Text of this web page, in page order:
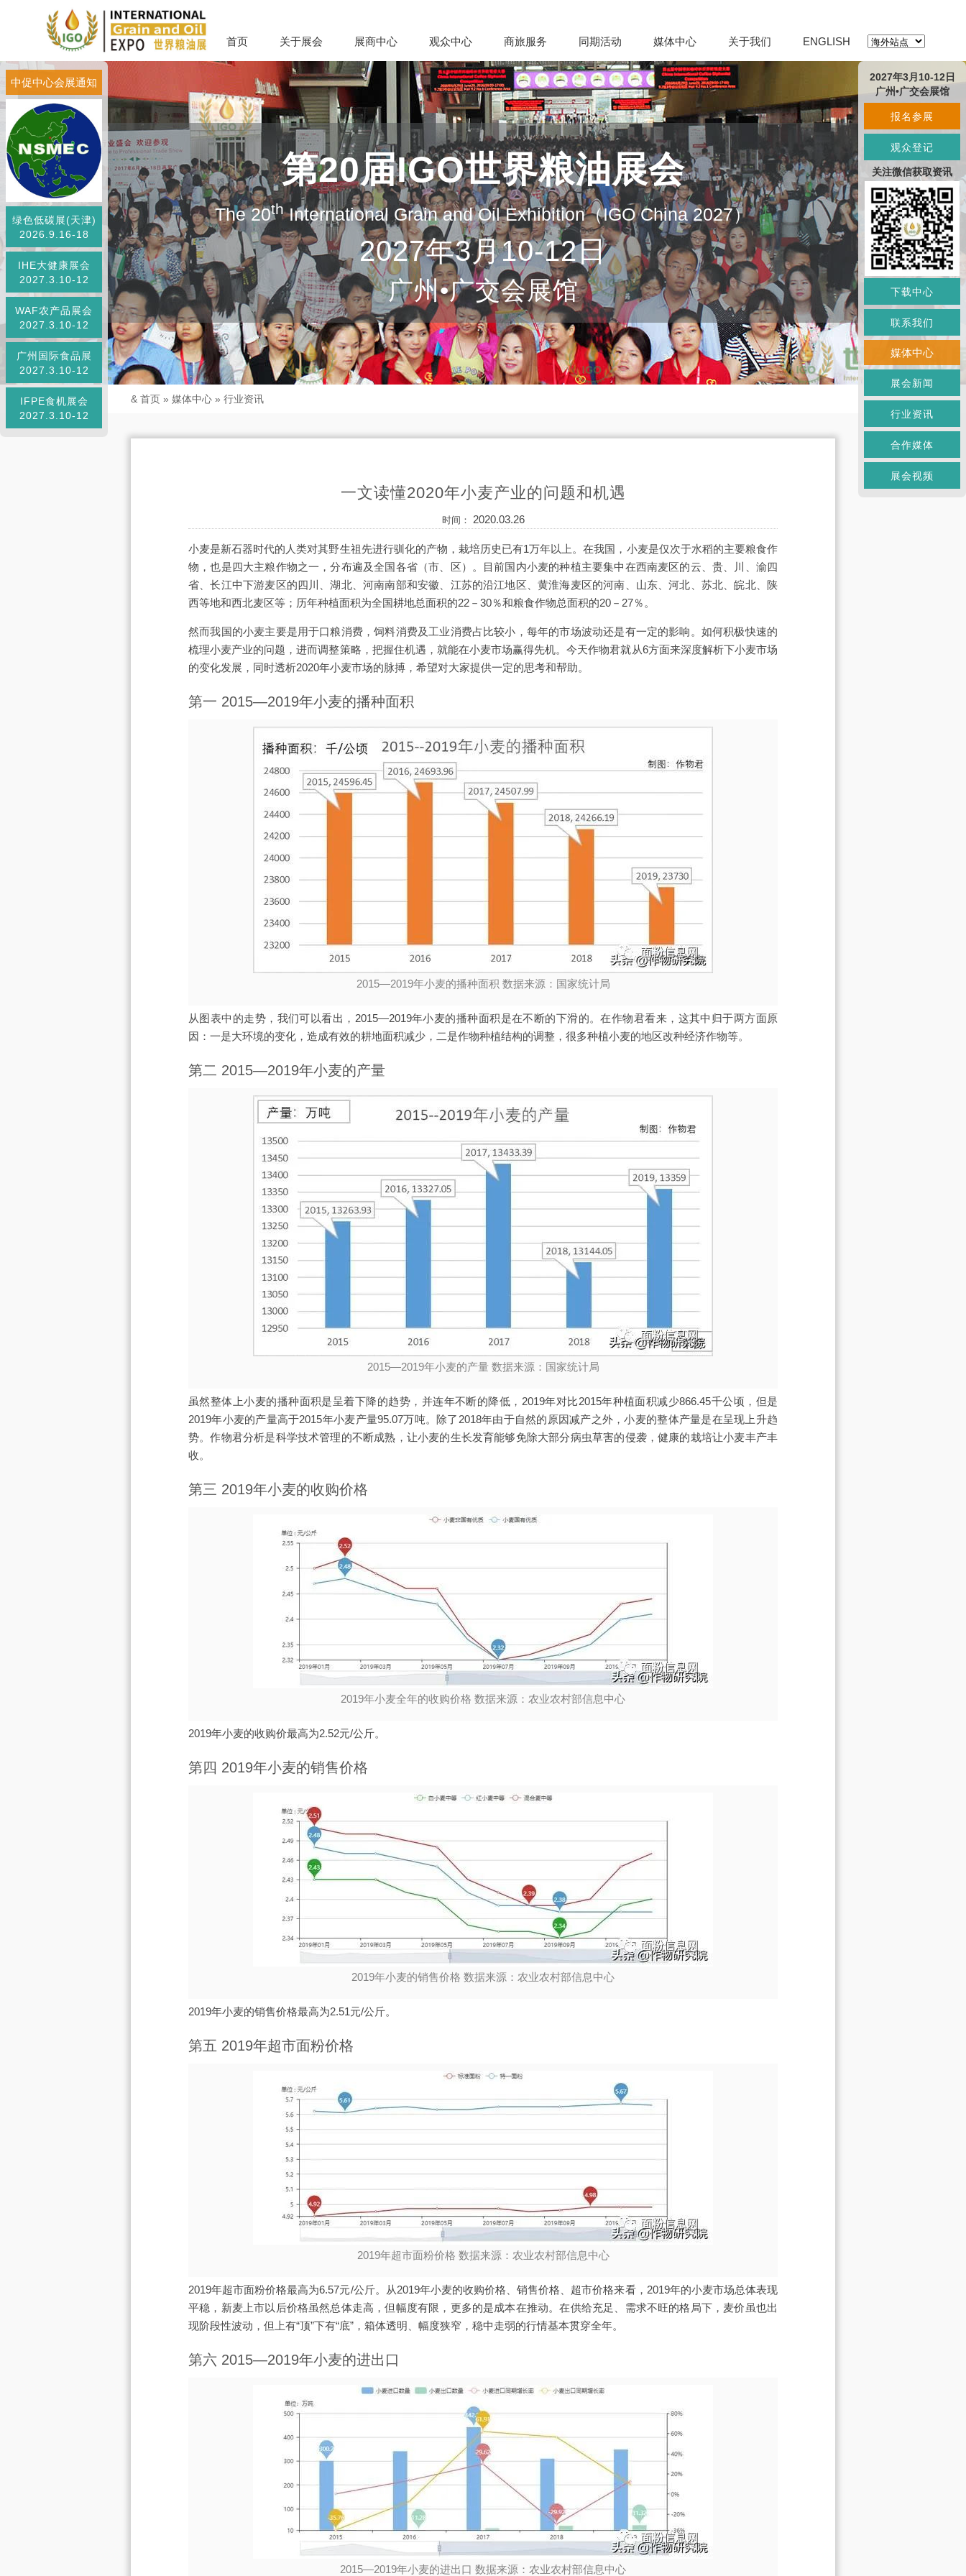
首页 关于展会 展商中心 观众中心 商旅服务 同期活动 媒体中心 关于我们 ENGLISH
第20届IGO世界粮油展会
The 20thInternational Grain and Oil Exhibition（IGO China 2027）
2027年3月10-12日
广州•广交会展馆
中促中心会展通知
绿色低碳展(天津)
2026.9.16-18
IHE大健康展会
2027.3.10-12
WAF农产品展会
2027.3.10-12
广州国际食品展
2027.3.10-12
IFPE食机展会
2027.3.10-12
& 首页 » 媒体中心 » 行业资讯
一文读懂2020年小麦产业的问题和机遇
时间： 2020.03.26
小麦是新石器时代的人类对其野生祖先进行驯化的产物，栽培历史已有1万年以上。在我国，小麦是仅次于水稻的主要粮食作
物，也是四大主粮作物之一，分布遍及全国各省（市、区）。目前国内小麦的种植主要集中在西南麦区的云、贵、川、渝四
省、长江中下游麦区的四川、湖北、河南南部和安徽、江苏的沿江地区、黄淮海麦区的河南、山东、河北、苏北、皖北、陕
西等地和西北麦区等；历年种植面积为全国耕地总面积的22－30％和粮食作物总面积的20－27％。
然而我国的小麦主要是用于口粮消费，饲料消费及工业消费占比较小，每年的市场波动还是有一定的影响。如何积极快速的
梳理小麦产业的问题，进而调整策略，把握住机遇，就能在小麦市场赢得先机。今天作物君就从6方面来深度解析下小麦市场
的变化发展，同时透析2020年小麦市场的脉搏，希望对大家提供一定的思考和帮助。
第一 2015—2019年小麦的播种面积
2015—2019年小麦的播种面积 数据来源：国家统计局
从图表中的走势，我们可以看出，2015—2019年小麦的播种面积是在不断的下滑的。在作物君看来，这其中归于两方面原
因：一是大环境的变化，造成有效的耕地面积减少，二是作物种植结构的调整，很多种植小麦的地区改种经济作物等。
第二 2015—2019年小麦的产量
2015—2019年小麦的产量 数据来源：国家统计局
虽然整体上小麦的播种面积是呈着下降的趋势，并连年不断的降低，2019年对比2015年种植面积减少866.45千公顷，但是
2019年小麦的产量高于2015年小麦产量95.07万吨。除了2018年由于自然的原因减产之外，小麦的整体产量是在呈现上升趋
势。作物君分析是科学技术管理的不断成熟，让小麦的生长发育能够免除大部分病虫草害的侵袭，健康的栽培让小麦丰产丰
收。
第三 2019年小麦的收购价格
2019年小麦全年的收购价格 数据来源：农业农村部信息中心
2019年小麦的收购价最高为2.52元/公斤。
第四 2019年小麦的销售价格
2019年小麦的销售价格 数据来源：农业农村部信息中心
2019年小麦的销售价格最高为2.51元/公斤。
第五 2019年超市面粉价格
2019年超市面粉价格 数据来源：农业农村部信息中心
2019年超市面粉价格最高为6.57元/公斤。从2019年小麦的收购价格、销售价格、超市价格来看，2019年的小麦市场总体表现
平稳，新麦上市以后价格虽然总体走高，但幅度有限，更多的是成本在推动。在供给充足、需求不旺的格局下，麦价虽也出
现阶段性波动，但上有“顶”下有“底”，箱体透明、幅度狭窄，稳中走弱的行情基本贯穿全年。
第六 2015—2019年小麦的进出口
2015—2019年小麦的进出口 数据来源：农业农村部信息中心
2027年3月10-12日
广州•广交会展馆
报名参展
观众登记
关注微信获取资讯
下载中心
联系我们
媒体中心
展会新闻
行业资讯
合作媒体
展会视频